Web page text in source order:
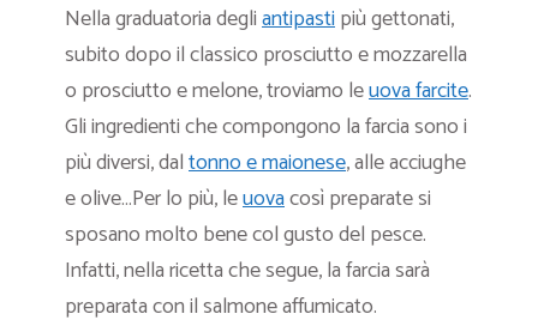
Nella graduatoria degliantipastipiù gettonati,
subito dopo il classico prosciutto e mozzarella
o prosciutto e melone, troviamo leuova farcite.
Gli ingredienti che compongono la farcia sono i
più diversi, daltonno e maionese, alle acciughe
e olive…Per lo più, leuovacosì preparate si
sposano molto bene col gusto del pesce.
Infatti, nella ricetta che segue, la farcia sarà
preparata con il salmone affumicato.